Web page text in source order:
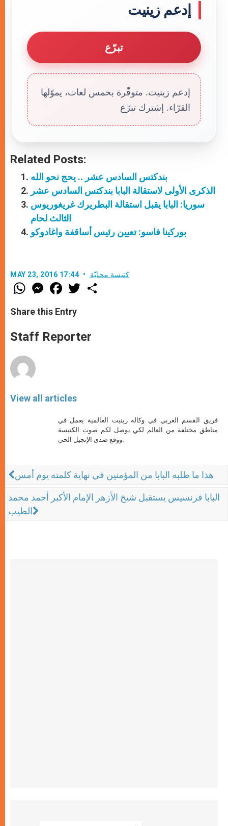
إدعم زينيت
تبرّع
إدعم زينيت. متوفّرة بخمس لغات، يموّلها
القرّاء. إشترك تبرّع
Related Posts:
بندكتس السادس عشر .. يحج نحو الله
الذكرى الأولى لاستقالة البابا بندكتس السادس عشر
سوريا: البابا يقبل استقالة البطريرك غريغوريوس
الثالث لحام
بوركينا فاسو: تعيين رئيس أساقفة واغادوكو
MAY 23, 2016 17:44 كنيسة محليّة
W
h
t
s
p
p
M
e
s
e
g
e
F
a
e
b
o
k
T
w
r
Share this Entry
Staff Reporter
View all articles
فريق القسم العربي في وكالة زينيت العالمية يعمل في
مناطق مختلفة من العالم لكي يوصل لكم صوت الكنيسة
ووقع صدى الإنجيل الحي.
هذا ما طلبه البابا من المؤمنين في نهاية كلمته يوم أمس
البابا فرنسيس يستقبل شيخ الأزهر الإمام الأكبر أحمد محمد
الطيب